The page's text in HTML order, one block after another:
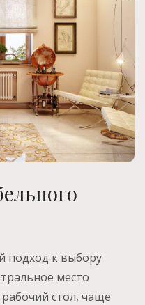
подход к выбору
место
стол, чаще